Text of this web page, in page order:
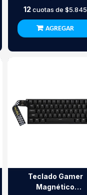
12cuotas de$5.845
AGREGAR
Teclado Gamer
Magnético